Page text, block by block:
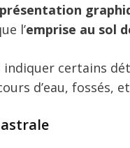
l’emprise au sol
certains
d’eau, fossés,